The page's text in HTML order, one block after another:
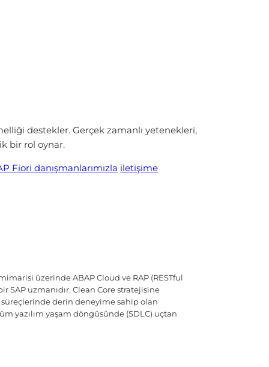
destekler. Gerçek zamanlı yetenekleri,
bir rol oynar.
Fiori danışmanlarımızla iletişime
üzerinde ABAP Cloud ve RAP (RESTful
uzmanıdır. Clean Core stratejisine
derin deneyime sahip olan
yazılım yaşam döngüsünde (SDLC) uçtan